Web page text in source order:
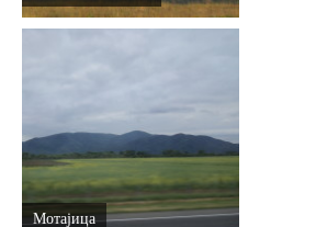
Мотајица